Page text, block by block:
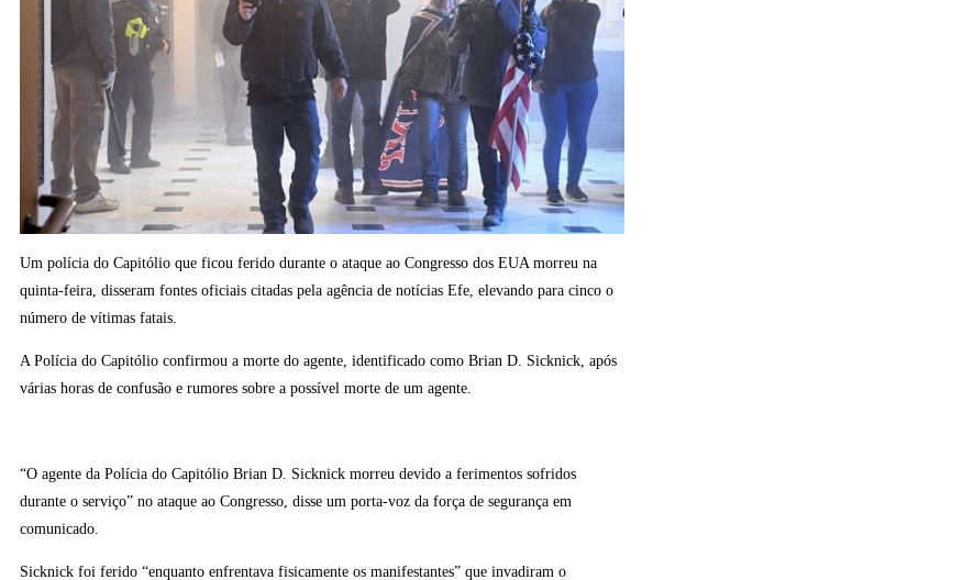
Um polícia do Capitólio que ficou ferido durante o ataque ao Congresso dos EUA morreu na
quinta-feira, disseram fontes oficiais citadas pela agência de notícias Efe, elevando para cinco o
número de vítimas fatais.
A Polícia do Capitólio confirmou a morte do agente, identificado como Brian D. Sicknick, após
várias horas de confusão e rumores sobre a possível morte de um agente.
“O agente da Polícia do Capitólio Brian D. Sicknick morreu devido a ferimentos sofridos
durante o serviço” no ataque ao Congresso, disse um porta-voz da força de segurança em
comunicado.
Sicknick foi ferido “enquanto enfrentava fisicamente os manifestantes” que invadiram o